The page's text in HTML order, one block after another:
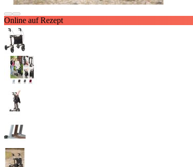
Online auf Rezept